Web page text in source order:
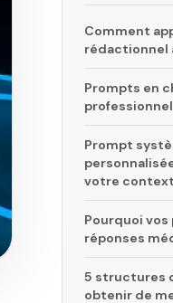
Comment
rédactionnel
Prompts en
Prompt
votre
Pourquoi
réponses
5 structures
obtenir de